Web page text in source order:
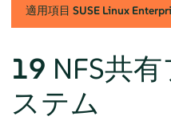
適用項目 SUSE Linux
19 NFS共
ステム